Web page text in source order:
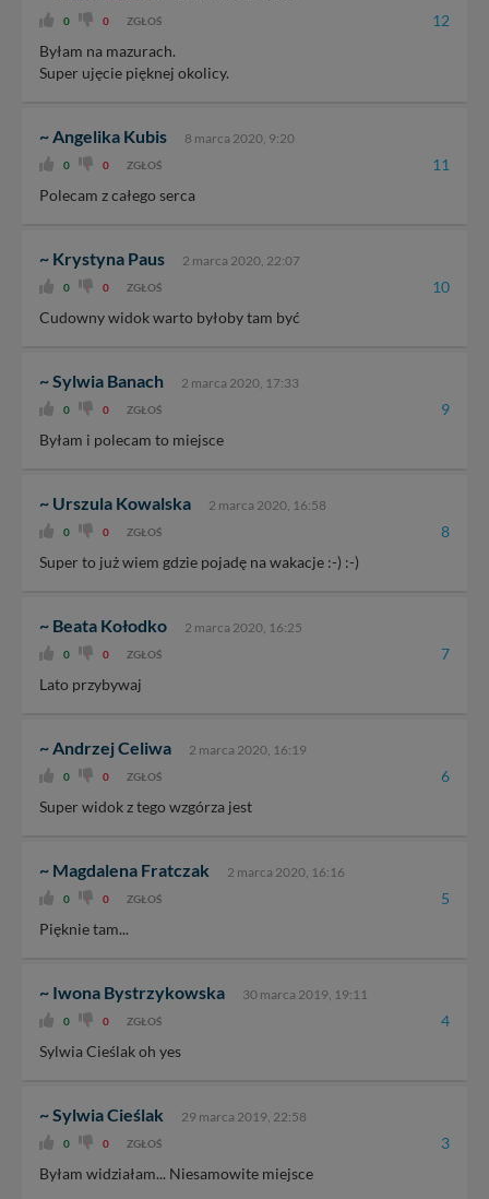
0 0 ZGŁOŚ 12
Byłam na mazurach.
Super ujęcie pięknej okolicy.
~ Angelika Kubis 8 marca 2020, 9:20
0 0 ZGŁOŚ 11
Polecam z całego serca
~ Krystyna Paus 2 marca 2020, 22:07
0 0 ZGŁOŚ 10
Cudowny widok warto byłoby tam być
~ Sylwia Banach 2 marca 2020, 17:33
0 0 ZGŁOŚ 9
Byłam i polecam to miejsce
~ Urszula Kowalska 2 marca 2020, 16:58
0 0 ZGŁOŚ 8
Super to już wiem gdzie pojadę na wakacje :-) :-)
~ Beata Kołodko 2 marca 2020, 16:25
0 0 ZGŁOŚ 7
Lato przybywaj
~ Andrzej Celiwa 2 marca 2020, 16:19
0 0 ZGŁOŚ 6
Super widok z tego wzgórza jest
~ Magdalena Fratczak 2 marca 2020, 16:16
0 0 ZGŁOŚ 5
Pięknie tam...
~ Iwona Bystrzykowska 30 marca 2019, 19:11
0 0 ZGŁOŚ 4
Sylwia Cieślak oh yes
~ Sylwia Cieślak 29 marca 2019, 22:58
0 0 ZGŁOŚ 3
Byłam widziałam... Niesamowite miejsce